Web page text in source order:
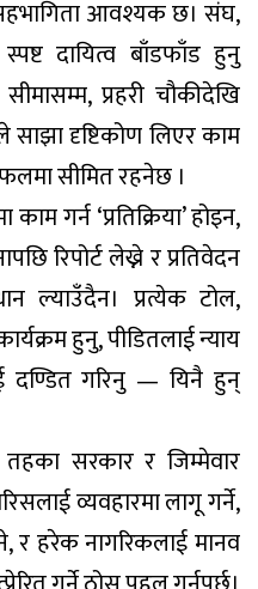
आवश्यक छ। संघ,
दायित्व बाँडफाँड हुनु
प्रहरी चौकीदेखि
दृष्टिकोण लिएर काम
सीमित रहनेछ ।
गर्न ‘प्रतिक्रिया’ होइन,
रिपोर्ट लेख्ने र प्रतिवेदन
ल्याउँदैन। प्रत्येक टोल,
हुनु, पीडितलाई न्याय
दण्डित गरिनु — यिनै हुन्
सरकार र जिम्मेवार
व्यवहारमा लागू गर्ने,
र हरेक नागरिकलाई मानव